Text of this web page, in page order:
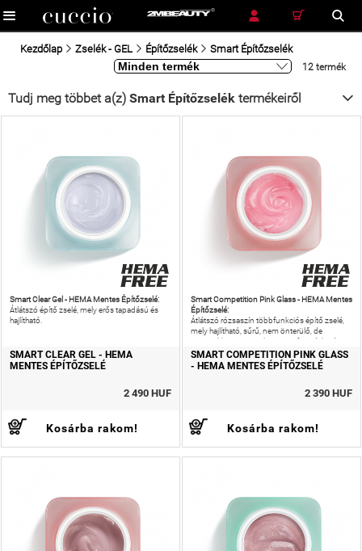
RÉSZLETES KERESÉS
Kezdőlap Zselék - GEL Építőzselék Smart Építőzselék
12 termék
Tudj meg többet a(z) Smart Építőzselék termékeiről
Smart Clear Gel - HEMA Mentes Építőzselé:
Átlátszó építő zselé, mely erős tapadású és
hajlítható.
SMART CLEAR GEL - HEMA
MENTES ÉPÍTŐZSELÉ
2 490 HUF
Kosárba rakom!
Smart Competition Pink Glass - HEMA Mentes
Építőzselé:
Átlátszó rózsaszín többfunkciós építő zselé,
mely hajlítható, sűrű, nem önterülő, de
ugyanakkor nagyon könnyen formázható, az
ecset legapróbb mozdítására is jól
SMART COMPETITION PINK GLASS
- HEMA MENTES ÉPÍTŐZSELÉ
2 390 HUF
Kosárba rakom!